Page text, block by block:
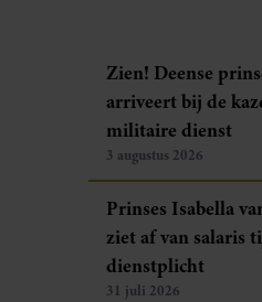
Zien! Deense
arriveert bij de
militaire dienst
3 augustus 2026
Prinses Isabella
ziet af van salaris
dienstplicht
31 juli 2026